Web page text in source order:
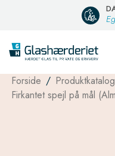
Forside / Produktkatalog
Firkantet spejl på mål